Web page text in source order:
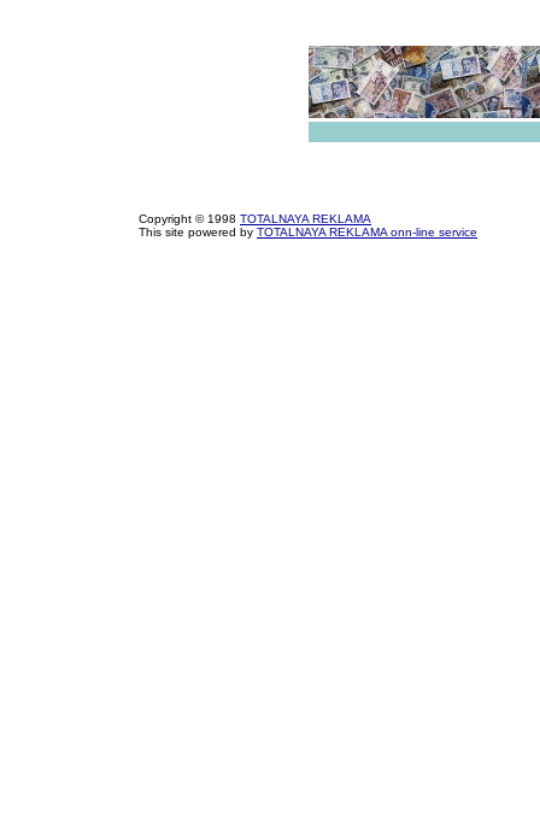
Copyright © 1998 TOTALNAYA REKLAMA
This site powered by TOTALNAYA REKLAMA onn-line service